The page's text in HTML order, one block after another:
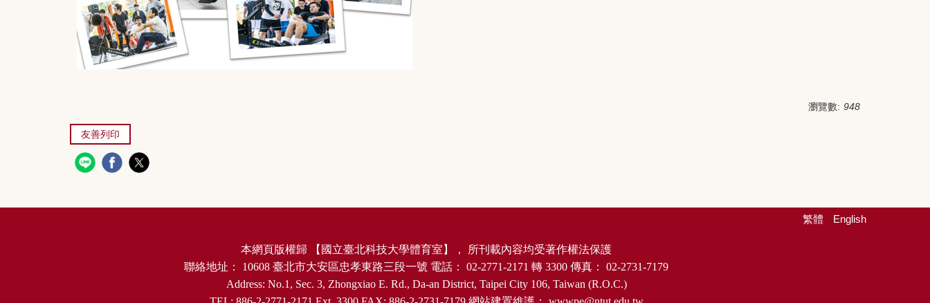
瀏覽數: 948
友善列印
繁體 English
本網頁版權歸 【 國立臺北科技大學體育室 】，
所刊載內容均受著作權法保護
聯絡地址：
10608 臺北市大安區忠孝東路三段一號 電話： 02-2771-2171 轉 3300 傳真：
02-2731-7179
Address: No.1, Sec. 3, Zhongxiao E. Rd., Da-an District, Taipei City 106, Taiwan (R.O.C.)